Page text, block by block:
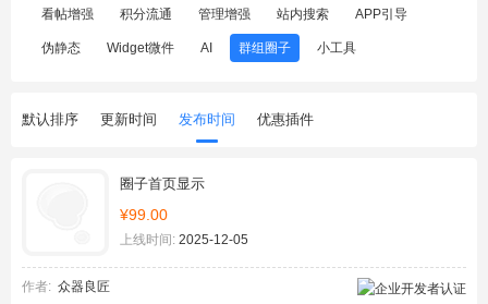
看帖增强 积分流通 管理增强 站内搜索 APP引导
伪静态 Widget微件 AI 群组圈子 小工具
默认排序 更新时间 发布时间 优惠插件
圈子首页显示
¥99.00
上线时间: 2025-12-05
作者: 众器良匠